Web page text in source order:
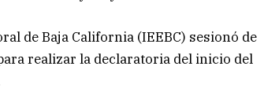
de Baja California (IEEBC) sesionó de
realizar la declaratoria del inicio del